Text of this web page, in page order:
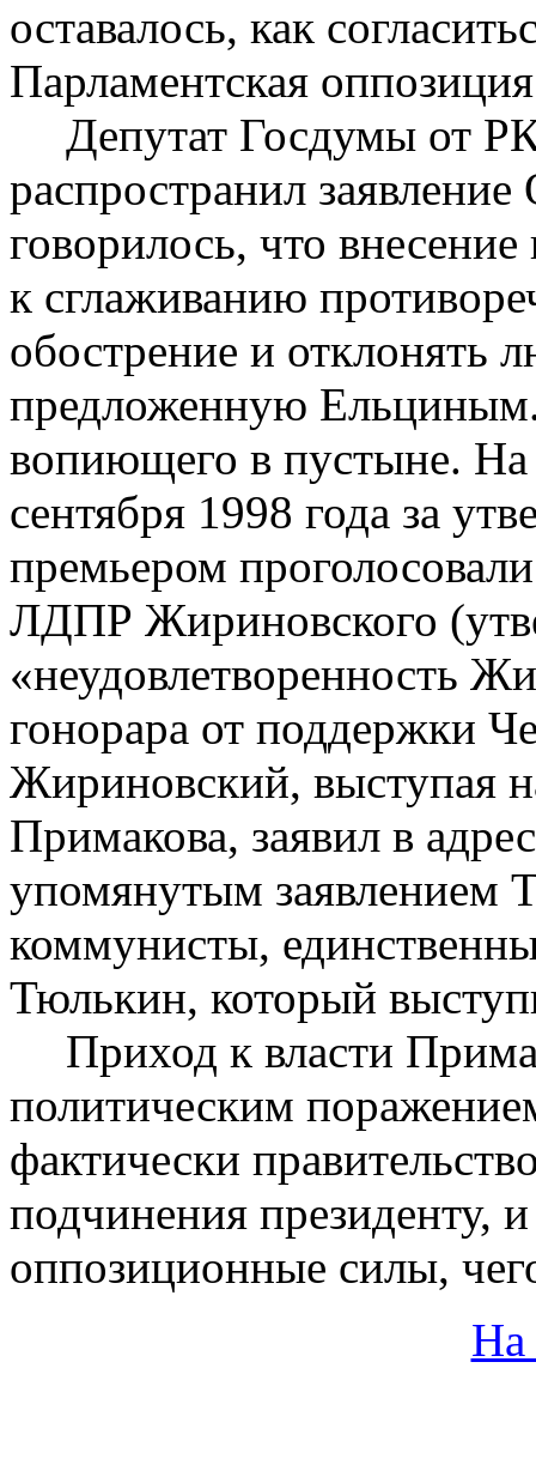
оставалось, как
Парламентская
Депутат Госдумы от
распространил
говорилось, что
к сглаживанию
обострение и отклонять
предложенную
вопиющего в пустыне.
сентября 1998 года за
премьером
ЛДПР Жириновского
«неудовлетворенность
гонорара от поддержки
Жириновский, выступая
Примакова, заявил в
упомянутым заявлением
коммунисты,
Тюлькин, который
Приход к власти
политическим
фактически
подчинения президенту,
оппозиционные силы,
На